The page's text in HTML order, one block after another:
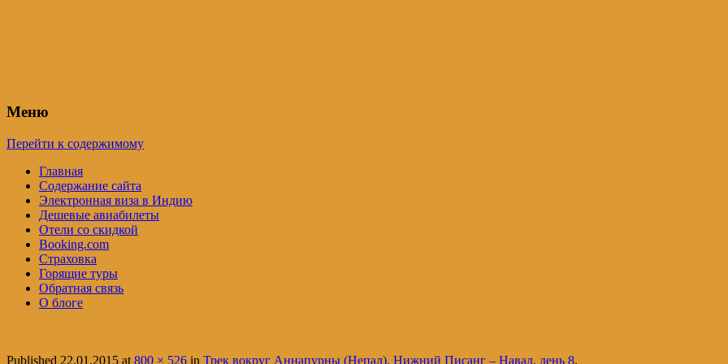
Меню
Перейти к содержимому
Главная
Содержание сайта
Электронная виза в Индию
Дешевые авиабилеты
Отели со скидкой
Booking.com
Страховка
Горящие туры
Обратная связь
О блоге
Published 22.01.2015 at800 × 526 in Трек вокруг Аннапурны (Непал), Нижний Писанг – Навал, день 8.